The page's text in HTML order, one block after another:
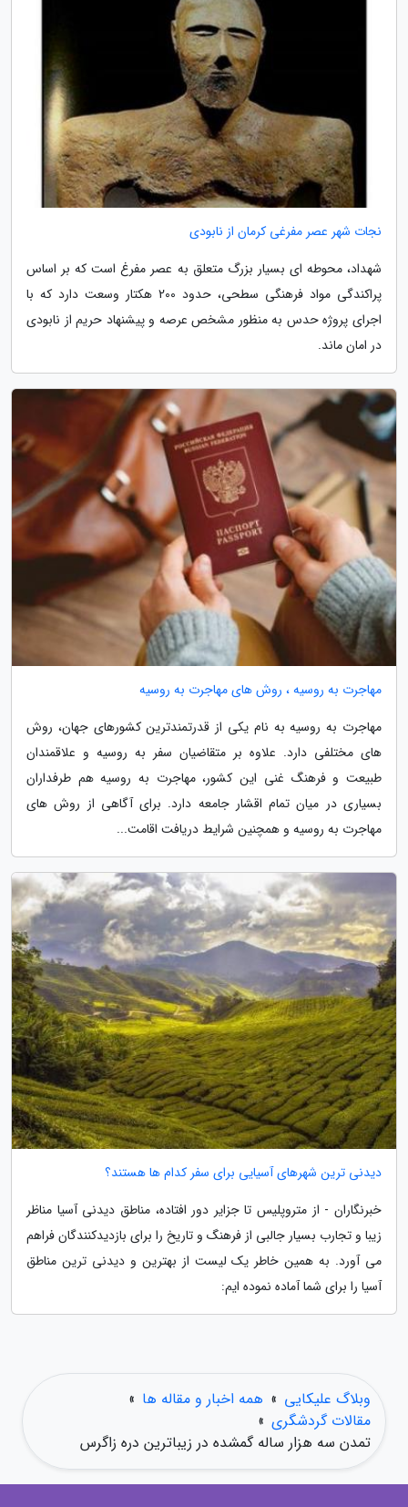
نجات شهر عصر مفرغی کرمان از نابودی
شهداد، محوطه ای بسیار بزرگ متعلق به عصر مفرغ است که بر اساس
پراکندگی مواد فرهنگی سطحی، حدود 200 هکتار وسعت دارد که با
اجرای پروژه حدس به منظور مشخص عرصه و پیشنهاد حریم از نابودی
در امان ماند.
مهاجرت به روسیه ، روش های مهاجرت به روسیه
مهاجرت به روسیه به نام یکی از قدرتمندترین کشورهای جهان، روش
های مختلفی دارد. علاوه بر متقاضیان سفر به روسیه و علاقمندان
طبیعت و فرهنگ غنی این کشور، مهاجرت به روسیه هم طرفداران
بسیاری در میان تمام اقشار جامعه دارد. برای آگاهی از روش های
مهاجرت به روسیه و همچنین شرایط دریافت اقامت...
دیدنی ترین شهرهای آسیایی برای سفر کدام ها هستند؟
خبرنگاران - از متروپلیس تا جزایر دور افتاده، مناطق دیدنی آسیا مناظر
زیبا و تجارب بسیار جالبی از فرهنگ و تاریخ را برای بازدیدکنندگان فراهم
می آورد. به همین خاطر یک لیست از بهترین و دیدنی ترین مناطق
آسیا را برای شما آماده نموده ایم:
وبلاگ علیکایی » همه اخبار و مقاله ها »
مقالات گردشگری »
تمدن سه هزار ساله گمشده در زیباترین دره زاگرس